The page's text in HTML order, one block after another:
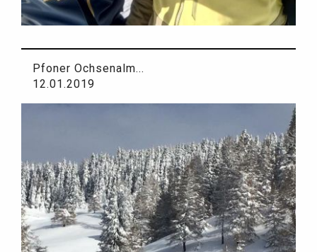
Pfoner Ochsenalm...
12.01.2019